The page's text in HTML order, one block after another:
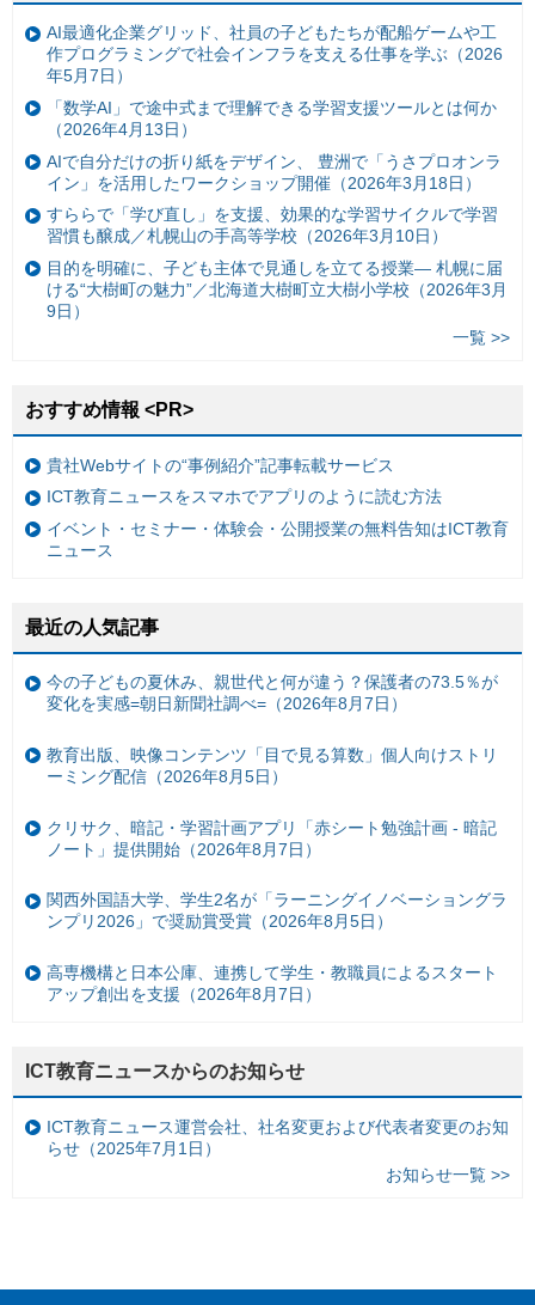
AI最適化企業グリッド、社員の子どもたちが配船ゲームや工
作プログラミングで社会インフラを支える仕事を学ぶ（2026
年5月7日）
「数学AI」で途中式まで理解できる学習支援ツールとは何か
（2026年4月13日）
AIで自分だけの折り紙をデザイン、 豊洲で「うさプロオンラ
イン」を活用したワークショップ開催（2026年3月18日）
すららで「学び直し」を支援、効果的な学習サイクルで学習
習慣も醸成／札幌山の手高等学校（2026年3月10日）
目的を明確に、子ども主体で見通しを立てる授業— 札幌に届
ける“大樹町の魅力”／北海道大樹町立大樹小学校（2026年3月
9日）
一覧 >>
おすすめ情報 <PR>
貴社Webサイトの“事例紹介”記事転載サービス
ICT教育ニュースをスマホでアプリのように読む方法
イベント・セミナー・体験会・公開授業の無料告知はICT教育
ニュース
最近の人気記事
今の子どもの夏休み、親世代と何が違う？保護者の73.5％が
変化を実感=朝日新聞社調べ=（2026年8月7日）
教育出版、映像コンテンツ「目で見る算数」個人向けストリ
ーミング配信（2026年8月5日）
クリサク、暗記・学習計画アプリ「赤シート勉強計画 - 暗記
ノート」提供開始（2026年8月7日）
関西外国語大学、学生2名が「ラーニングイノベーショングラ
ンプリ2026」で奨励賞受賞（2026年8月5日）
高専機構と日本公庫、連携して学生・教職員によるスタート
アップ創出を支援（2026年8月7日）
ICT教育ニュースからのお知らせ
ICT教育ニュース運営会社、社名変更および代表者変更のお知
らせ（2025年7月1日）
お知らせ一覧 >>